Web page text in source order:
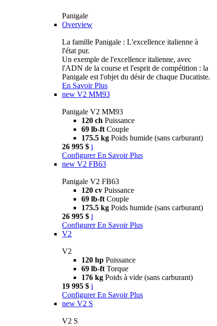
Panigale
Overview
La famille Panigale : L'excellence italienne à
l'état pur.
Un exemple de l'excellence italienne, avec
l'ADN de la course et l'esprit de compétition : la
Panigale est l'objet du désir de chaque Ducatiste.
En Savoir Plus
new V2 MM93
Panigale V2 MM93
120 ch Puissance
69 lb-ft Couple
175.5 kg Poids humide (sans carburant)
26 995 $ i
Configurer En Savoir Plus
new V2 FB63
Panigale V2 FB63
120 cv Puissance
69 lb-ft Couple
175.5 kg Poids humide (sans carburant)
26 995 $ i
Configurer En Savoir Plus
V2
V2
120 hp Puissance
69 lb-ft Torque
176 kg Poids à vide (sans carburant)
19 995 $ i
Configurer En Savoir Plus
new V2 S
V2 S